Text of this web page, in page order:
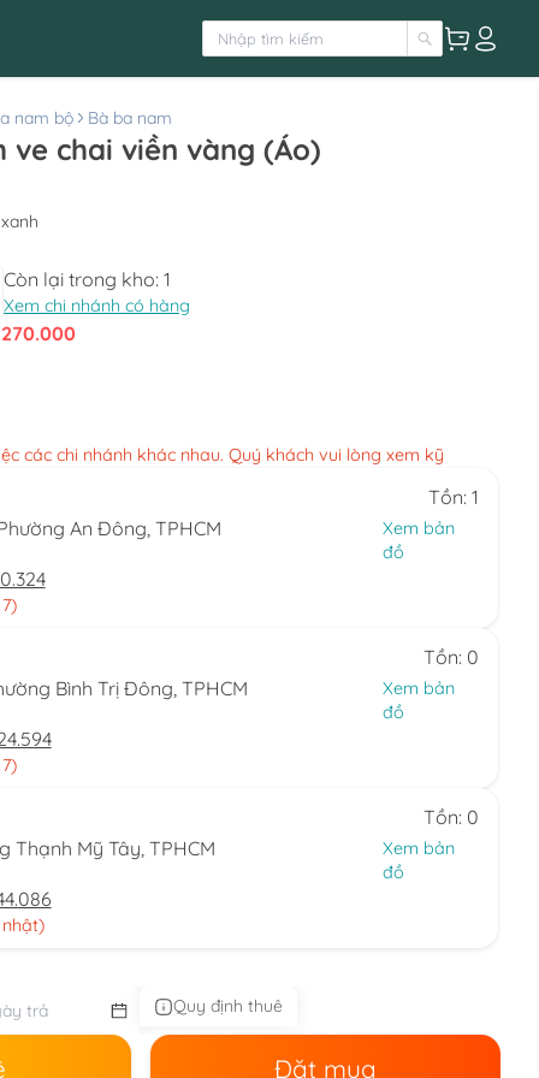
nam bộ Bà ba nam
ve chai viền vàng (Áo)
Còn lại trong kho: 1
Xem chi nhánh có hàng
270.000
các chi nhánh khác nhau. Quý khách vui lòng xem kỹ
Tồn: 1
An Đông, TPHCM
Xem bản
đồ
Tồn: 0
Bình Trị Đông, TPHCM
Xem bản
đồ
Tồn: 0
Thạnh Mỹ Tây, TPHCM
Xem bản
đồ
Quy định thuê
Đặt mua